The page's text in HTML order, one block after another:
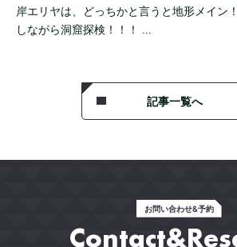
岸エリヤは、どっちかと言うと地形メイン
しながら洞窟探検！！！ …
記事一覧へ
お問い合わせ&予約